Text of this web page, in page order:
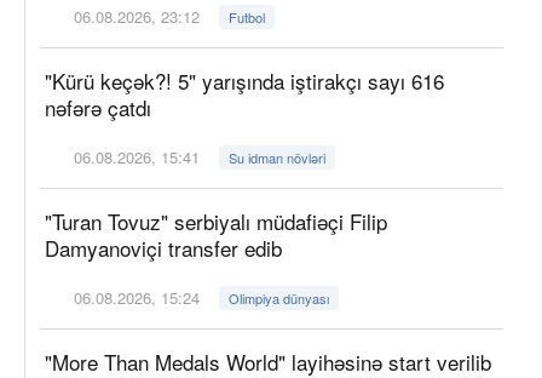
06.08.2026, 23:12 Futbol
"Kürü keçək?! 5" yarışında iştirakçı sayı 616
nəfərə çatdı
06.08.2026, 15:41 Su idman növləri
"Turan Tovuz" serbiyalı müdafiəçi Filip
Damyanoviçi transfer edib
06.08.2026, 15:24 Olimpiya dünyası
"More Than Medals World" layihəsinə start verilib